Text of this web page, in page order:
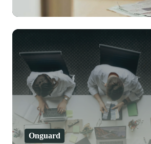
Cloudmigratie
als
strategische
stap
naar
schaalbare
groei
&
Onguard